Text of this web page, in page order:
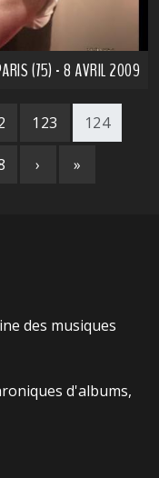
(75) - 8 AVRIL 2009
123 124
› »
des musiques
d'albums,